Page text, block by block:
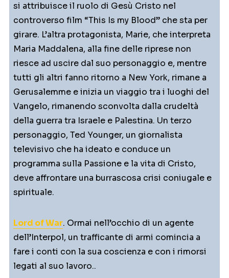
si attribuisce il ruolo di Gesù Cristo nel
controverso film “This Is my Blood” che sta per
girare. L’altra protagonista, Marie, che interpreta
Maria Maddalena, alla fine delle riprese non
riesce ad uscire dal suo personaggio e, mentre
tutti gli altri fanno ritorno a New York, rimane a
Gerusalemme e inizia un viaggio tra i luoghi del
Vangelo, rimanendo sconvolta dalla crudeltà
della guerra tra Israele e Palestina. Un terzo
personaggio, Ted Younger, un giornalista
televisivo che ha ideato e conduce un
programma sulla Passione e la vita di Cristo,
deve affrontare una burrascosa crisi coniugale e
spirituale.
Lord of War. Ormai nell’occhio di un agente
dell’Interpol, un trafficante di armi comincia a
fare i conti con la sua coscienza e con i rimorsi
legati al suo lavoro..